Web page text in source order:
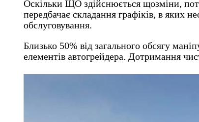
Оскільки ЩО здійснюється щозміни,
передбачає складання графіків, в яких
обслуговування.
Близько 50% від загального обсягу
елементів автогрейдера. Дотримання